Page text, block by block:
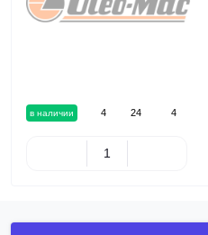
в наличии 4 24 4